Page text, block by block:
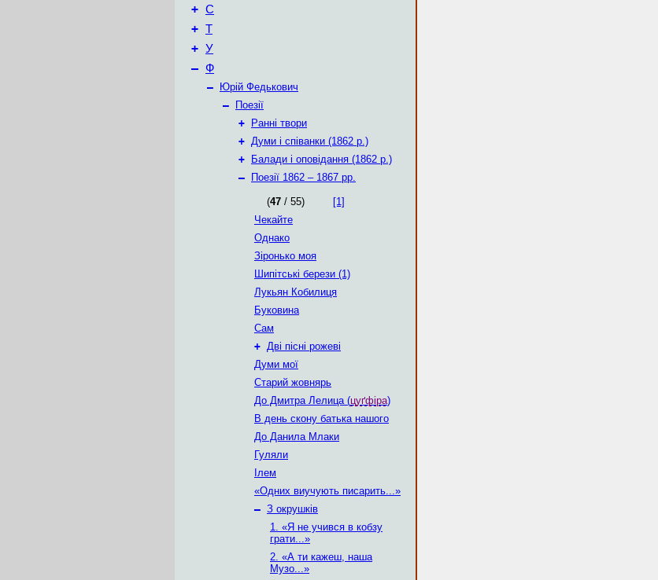
+ С
+ Т
+ У
– Ф
–
Юрій Федькович
–
Поезії
+
Ранні твори
+ Думи і співанки (1862 р.)
+
Балади і оповідання (1862 р.)
–
Поезії 1862 – 1867 рр.
(47 / 55)
[1]
Чекайте
Однако
Зіронько моя
Шипітські берези (1)
Лукьян Кобилиця
Буковина
Сам
+ Дві пісні рожеві
Думи мої
Старий жовнярь
До Дмитра Лелица (цуґфіра)
В день скону батька нашого
До Данила Млаки
Гуляли
Ілем
«Одних виучують писарить...»
– З окрушків
1. «Я не учився в кобзу
грати...»
2. «А ти кажеш, наша
Музо...»